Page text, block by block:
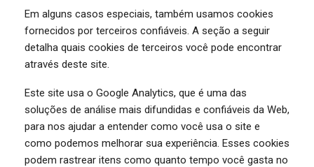
Em alguns casos especiais, também usamos cookies
fornecidos por terceiros confiáveis. A seção a seguir
detalha quais cookies de terceiros você pode encontrar
através deste site.
Este site usa o Google Analytics, que é uma das
soluções de análise mais difundidas e confiáveis ​​da Web,
para nos ajudar a entender como você usa o site e
como podemos melhorar sua experiência. Esses cookies
podem rastrear itens como quanto tempo você gasta no